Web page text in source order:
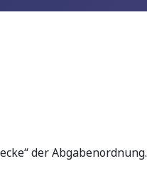
der Abgabenordnung.